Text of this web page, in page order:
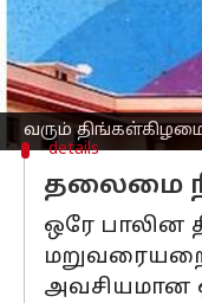
வரும்
ஒரே பாலின
details
தலைமை
ஒரே பாலின
அவசியமான